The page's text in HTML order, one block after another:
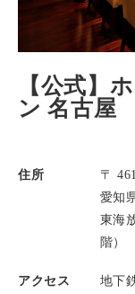
【公式】
ン 名古屋
住所
〒
愛知
東海
階）
アクセス
地下